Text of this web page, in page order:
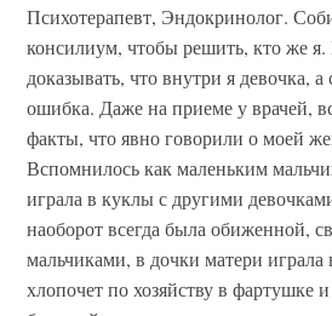
Психотерапевт, Эндокринолог.
консилиум, чтобы решить, кто же
доказывать, что внутри я девочка,
ошибка. Даже на приеме у врачей,
факты, что явно говорили о моей
Вспомнилось как маленьким
играла в куклы с другими
наоборот всегда была обиженной,
мальчиками, в дочки матери играла
хлопочет по хозяйству в фартушке